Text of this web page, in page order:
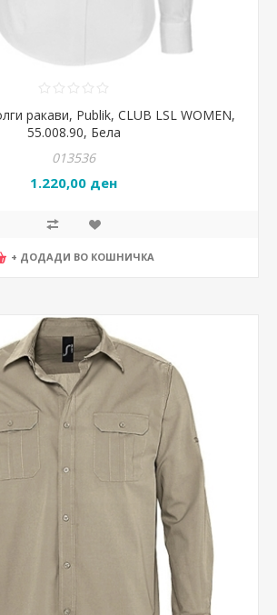
ракави, Publik, CLUB LSL WOMEN,
55.008.90, Бела
013536
1.220,00 ден
+ ДОДАДИ ВО КОШНИЧКА